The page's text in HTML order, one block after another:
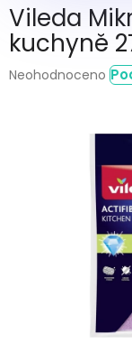
Vileda
kuchyně
Průměrné
Neohodnoceno